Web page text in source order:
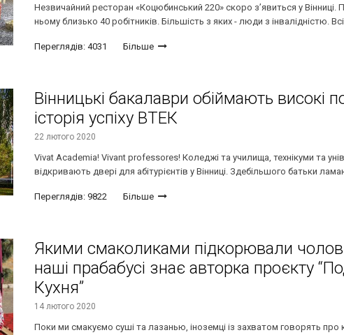
Незвичайний ресторан «Коцюбинський 220» скоро з’явиться у
ньому близько 40 робітників. Більшість з яких - люди з інвалідністю.
Переглядів: 4031 Більше
Вінницькі бакалаври обіймають високі
історія успіху ВТЕК
22 лютого 2020
Vivat Academia! Vivant professores! Коледжі та училища, технікуми та
відкривають двері для абітурієнтів у Вінниці. Здебільшого батьки
Переглядів: 9822 Більше
Якими смаколиками підкорювали
наші прабабусі знає авторка проєкту
Кухня”
14 лютого 2020
Поки ми смакуємо суші та лазанью, іноземці із захватом говорять про